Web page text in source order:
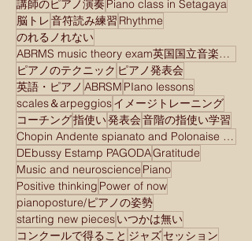
講師のピアノ演奏 Piano class in Setagaya
脳トレ音符読み練習 Rhythme
のれるノれない
ABRMS music theory exam英国国立音楽院検定試験
ピアノのテクニック ピアノ発表会
英語・ピアノ ABRSM PIano lessons
scales＆arpeggiosイメージトレーニング
コーチング指使い発表会音階の指使い学習
Chopin Andente spianato and Polonaise brilliant
DEbussy Estamp PAGODAGratitude
Music and neuroscience Piano
Positive thinking Power of now
pianoposture/ピアノの姿勢
starting new piecesいつかは無い
コンクールで得ること ジャズセッション